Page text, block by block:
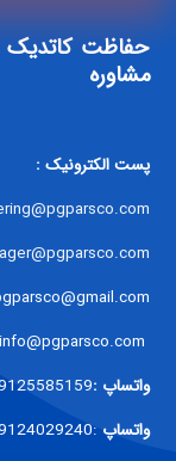
حفاظت
مشاوره
پست الکترونیک :
واتساپ :
واتساپ :09124029240